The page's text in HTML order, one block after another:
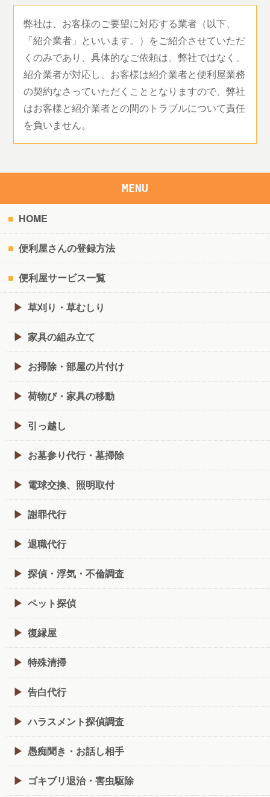
弊社は、お客様のご要望に対応する業者（以下、
「紹介業者」といいます。）をご紹介させていただ
くのみであり、具体的なご依頼は、弊社ではなく、
紹介業者が対応し、お客様は紹介業者と便利屋業務
の契約なさっていただくこととなりますので、弊社
はお客様と紹介業者との間のトラブルについて責任
を負いません。
MENU
HOME
便利屋さんの登録方法
便利屋サービス一覧
草刈り・草むしり
家具の組み立て
お掃除・部屋の片付け
荷物び・家具の移動
引っ越し
お墓参り代行・墓掃除
電球交換、照明取付
謝罪代行
退職代行
探偵・浮気・不倫調査
ペット探偵
復縁屋
特殊清掃
告白代行
ハラスメント探偵調査
愚痴聞き・お話し相手
ゴキブリ退治・害虫駆除